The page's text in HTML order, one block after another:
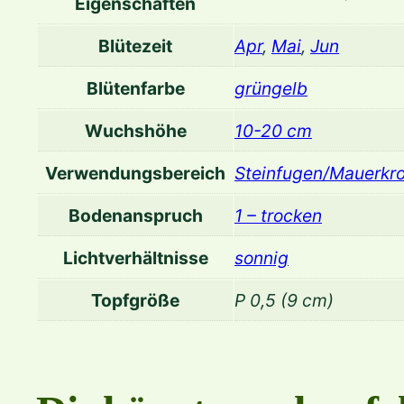
Blütezeit Apr, Mai, Jun
Blütenfarbe
grüngelb
Wuchshöhe
10-20 cm
Verwendungsbereich Steinfugen/
Bodenanspruch
1 – trocken
Lichtverhältnisse
sonnig
Topfgröße
P 0,5 (9 cm)